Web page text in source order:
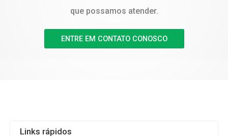
que possamos atender.
ENTRE EM CONTATO CONOSCO
Links rápidos